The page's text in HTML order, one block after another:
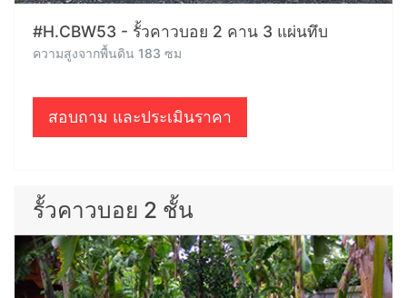
#H.CBW53 - รั้วคาวบอย 2 คาน 3 แผ่นทึบ
ความสูงจากพื้นดิน 183 ซม
สอบถาม และประเมินราคา
รั้วคาวบอย 2 ชั้น